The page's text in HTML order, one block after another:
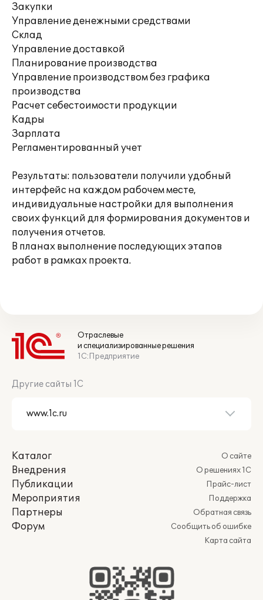
Закупки
Управление денежными средствами
Склад
Управление доставкой
Планирование производства
Управление производством без графика
производства
Расчет себестоимости продукции
Кадры
Зарплата
Регламентированный учет
Результаты: пользователи получили удобный
интерфейс на каждом рабочем месте,
индивидуальные настройки для выполнения
своих функций для формирования документов и
получения отчетов.
В планах выполнение последующих этапов
работ в рамках проекта.
Отраслевые
и специализированные решения
1С:Предприятие
Другие сайты 1С
Каталог
Внедрения
Публикации
Мероприятия
Партнеры
Форум
О сайте
О решениях 1С
Прайс-лист
Поддержка
Обратная связь
Сообщить об ошибке
Карта сайта